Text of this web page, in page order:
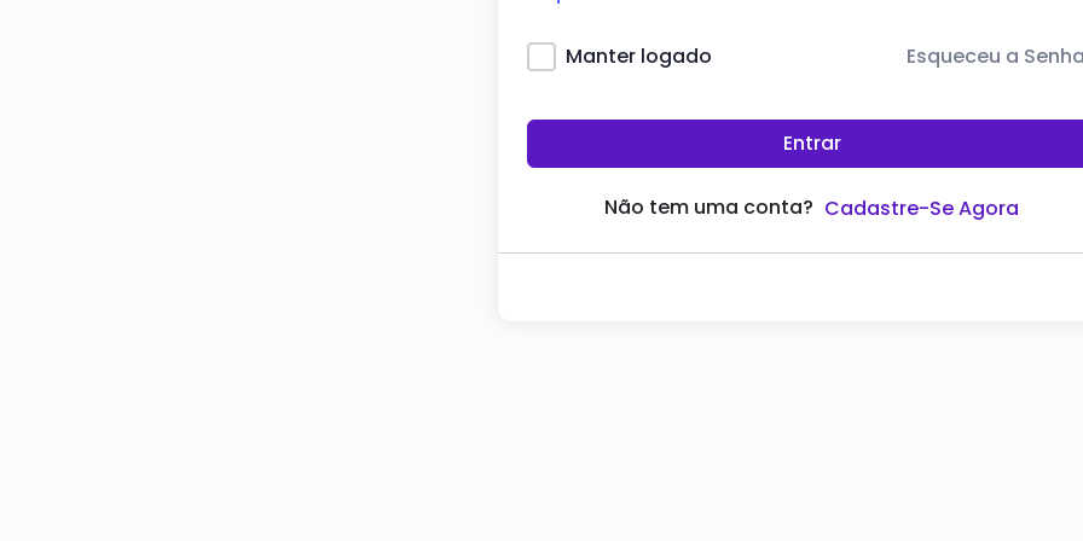
Manter logado Esqueceu a
Entrar
Não tem uma conta? Cadastre-Se Agora